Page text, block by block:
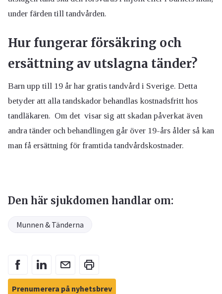
under färden till tandvården.
Hur fungerar försäkring och
ersättning av utslagna tänder?
Barn upp till 19 år har gratis tandvård i Sverige. Detta
betyder att alla tandskador behandlas kostnadsfritt hos
tandläkaren. Om det visar sig att skadan påverkat även
andra tänder och behandlingen går över 19-års ålder så kan
man få ersättning för framtida tandvårdskostnader.
Den här sjukdomen handlar om:
Munnen & Tänderna
Prenumerera på nyhetsbrev